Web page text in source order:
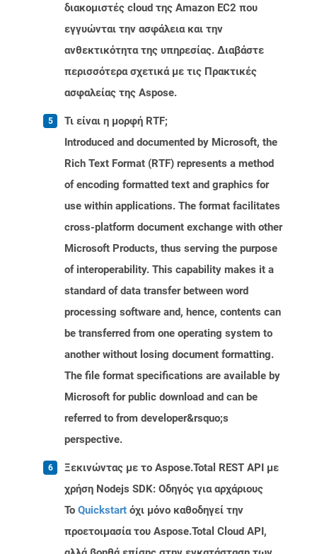
διακομιστές cloud της Amazon EC2 που
εγγυώνται την ασφάλεια και την
ανθεκτικότητα της υπηρεσίας. Διαβάστε
περισσότερα σχετικά με τις Πρακτικές
ασφαλείας της Aspose.
Τι είναι η μορφή RTF;
Introduced and documented by Microsoft, the
Rich Text Format (RTF) represents a method
of encoding formatted text and graphics for
use within applications. The format facilitates
cross-platform document exchange with other
Microsoft Products, thus serving the purpose
of interoperability. This capability makes it a
standard of data transfer between word
processing software and, hence, contents can
be transferred from one operating system to
another without losing document formatting.
The file format specifications are available by
Microsoft for public download and can be
referred to from developer&rsquo;s
perspective.
Ξεκινώντας με το Aspose.Total REST API με
χρήση Nodejs SDK: Οδηγός για αρχάριους
Το Quickstart όχι μόνο καθοδηγεί την
προετοιμασία του Aspose.Total Cloud API,